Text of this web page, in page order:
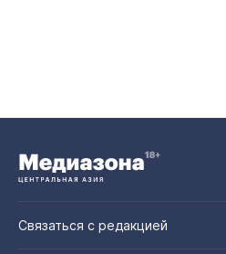
Связаться с редакцией